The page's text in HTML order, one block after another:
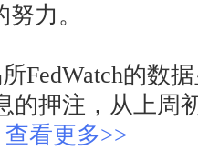
力。
的数据
的押注，从上周
看更多>>